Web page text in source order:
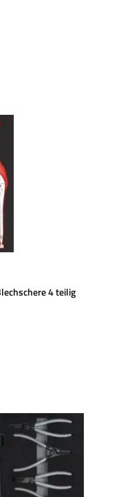
4 teilig